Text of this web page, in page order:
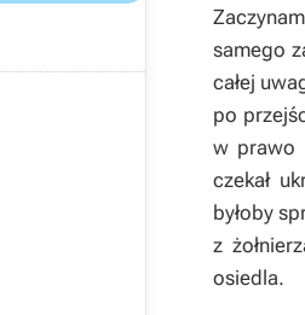
samego
całej
po
w prawo
czekał
byłoby
z
osiedla.